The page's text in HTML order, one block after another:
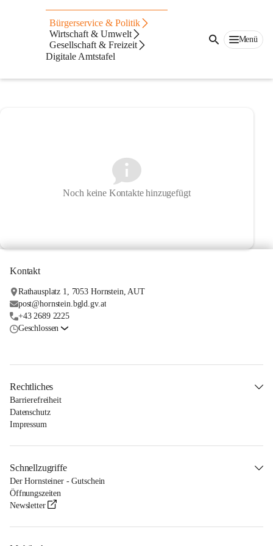
Bürgerservice & Politik
Wirtschaft & Umwelt
Gesellschaft & Freizeit
Digitale Amtstafel
Menü
Gemeindevorstand
Der Gemeindevorstand der Marktgemeinde
Hornstein.
Noch keine Kontakte hinzugefügt
Kontakt
Rathausplatz 1, 7053 Hornstein, AUT
post@hornstein.bgld.gv.at
+43 2689 2225
Geschlossen
Rechtliches
Barrierefreiheit
Datenschutz
Impressum
Schnellzugriffe
Der Hornsteiner - Gutschein
Öffnungszeiten
Newsletter